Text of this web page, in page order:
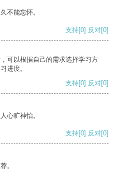
不能忘怀。
支持[0] 反对[0]
可以根据自己的需求选择学习方
进度。
支持[0] 反对[0]
心旷神怡。
支持[0] 反对[0]
。